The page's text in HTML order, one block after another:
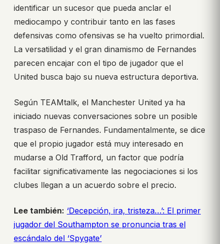
identificar un sucesor que pueda anclar el
mediocampo y contribuir tanto en las fases
defensivas como ofensivas se ha vuelto primordial.
La versatilidad y el gran dinamismo de Fernandes
parecen encajar con el tipo de jugador que el
United busca bajo su nueva estructura deportiva.
Según TEAMtalk, el Manchester United ya ha
iniciado nuevas conversaciones sobre un posible
traspaso de Fernandes. Fundamentalmente, se dice
que el propio jugador está muy interesado en
mudarse a Old Trafford, un factor que podría
facilitar significativamente las negociaciones si los
clubes llegan a un acuerdo sobre el precio.
Lee también: ‘Decepción, ira, tristeza…’: El primer
jugador del Southampton se pronuncia tras el
escándalo del ‘Spygate’